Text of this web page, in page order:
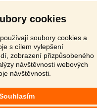
cookies
soubory cookies a
s cílem vylepšení
zobrazení přizpůsobeného
návštěvnosti webových
návštěvnosti.